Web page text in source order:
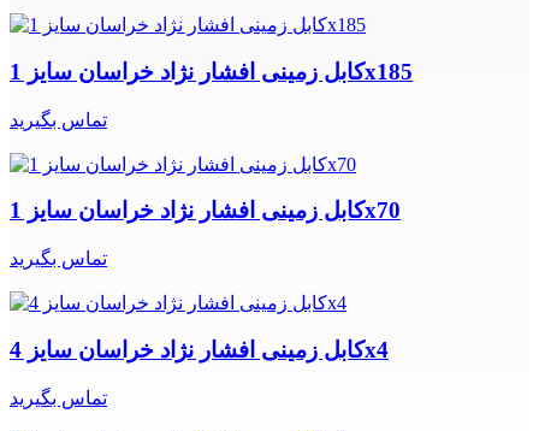
کابل زمینی افشار نژاد خراسان سایز 1x185
تماس بگیرید
کابل زمینی افشار نژاد خراسان سایز 1x70
تماس بگیرید
کابل زمینی افشار نژاد خراسان سایز 4x4
تماس بگیرید